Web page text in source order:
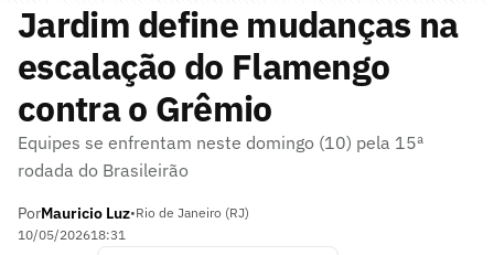
Jardim define mudanças na
escalação do Flamengo
contra o Grêmio
Equipes se enfrentam neste domingo (10) pela 15ª
rodada do Brasileirão
PorMauricio Luz•Rio de Janeiro (RJ)
10/05/202618:31